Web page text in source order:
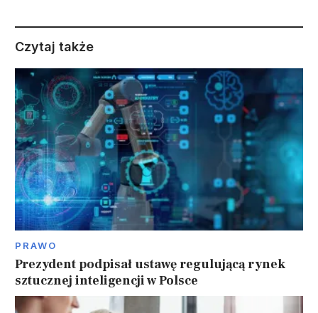
Czytaj także
PRAWO
Prezydent podpisał ustawę regulującą rynek
sztucznej inteligencji w Polsce